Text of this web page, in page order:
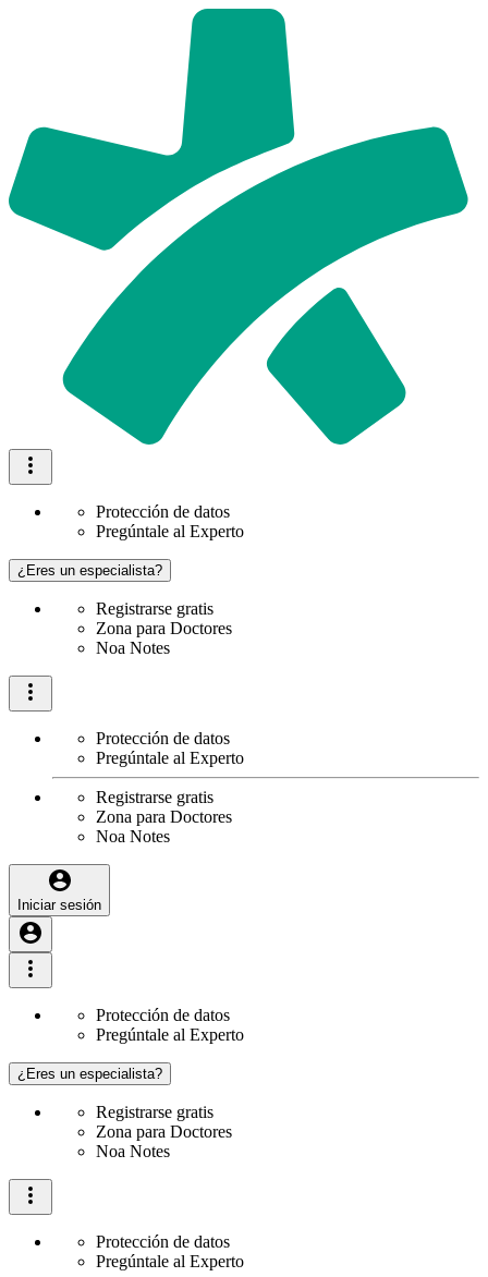
Protección de datos
Pregúntale al Experto
¿Eres un especialista?
Registrarse gratis
Zona para Doctores
Noa Notes
Protección de datos
Pregúntale al Experto
Registrarse gratis
Zona para Doctores
Noa Notes
Iniciar sesión
Protección de datos
Pregúntale al Experto
¿Eres un especialista?
Registrarse gratis
Zona para Doctores
Noa Notes
Protección de datos
Pregúntale al Experto